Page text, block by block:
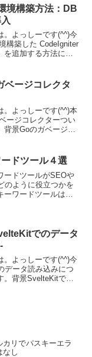
てきませんか。Go言
境構築方法：DB
。よっしーです(^^)今
構築した CodeIgniter
追加する方法につ
ま...
ベージコレクタ
。よっしーです(^^)本
ージコレクターつい
背景Goのガベージコ
で行ってくれる便
ドツール４選
ードツールがSEOや
のように役立つかを
ワードツールは、
キーワードを見つけ
り、特定のキーワー
の程度の検索ボリ
合他社がどの程度そ
て入札しているかを
ます。文章はまた、
でのデータ
。よっしーです(^^)今
データ読み込みにつ
。背景SvelteKitでの
リでパスキーエラ
なし